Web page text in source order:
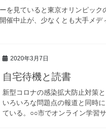
を見ていると東京オリンピッ
催中止が、少なくとも大手メ
2020年3月7日
自宅待機と読書
新型コロナの感染拡大防止対策
いろいろな問題点の報道と同時
ている。○○市でオンライン学